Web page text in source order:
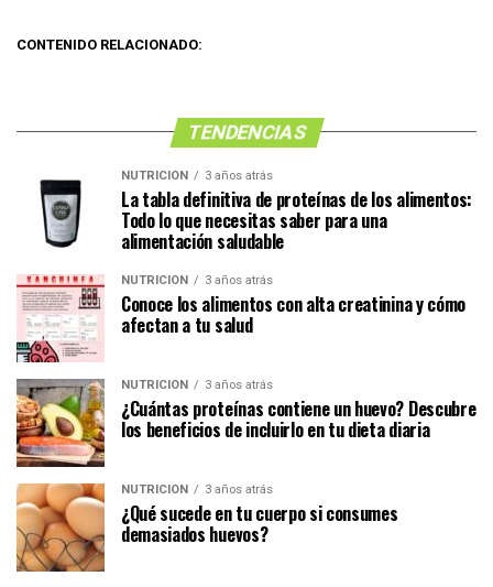
CONTENIDO RELACIONADO:
TENDENCIAS
NUTRICIÓN 3 años atrás
La tabla definitiva de proteínas de los alimentos:
Todo lo que necesitas saber para una
alimentación saludable
NUTRICIÓN 3 años atrás
Conoce los alimentos con alta creatinina y cómo
afectan a tu salud
NUTRICIÓN 3 años atrás
¿Cuántas proteínas contiene un huevo? Descubre
los beneficios de incluirlo en tu dieta diaria
NUTRICIÓN 3 años atrás
¿Qué sucede en tu cuerpo si consumes
demasiados huevos?